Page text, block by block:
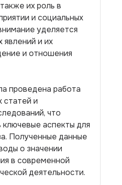
их роль в
и социальных
уделяется
явлений и их
и отношения
проведена работа
статей и
что
аспекты для
Полученные данные
о значении
в современной
деятельности.